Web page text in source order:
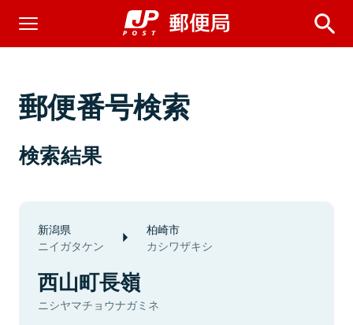
郵便番号検索
検索結果
新潟県
ニイガタケン
柏崎市
カシワザキシ
西山町長嶺
ニシヤマチョウナガミネ